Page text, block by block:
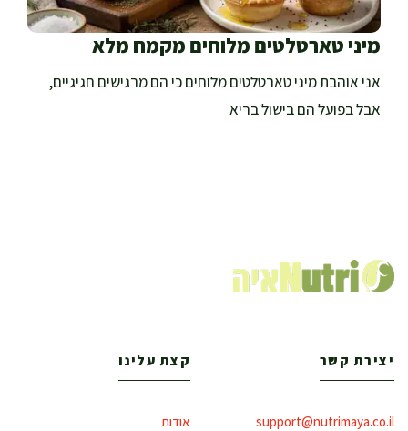
מיני טארטלטים מלוחים מקמח מלא
אני אוהבת מיני טארטלטים מלוחים כי הם מרגישים חגיגיים,
אבל בפועל הם בישול בריא
יצירת קשר
support@nutrimaya.co.il
קצת עלינו
אודות